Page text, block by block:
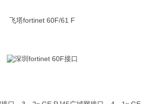
飞塔fortinet 60F/61 F